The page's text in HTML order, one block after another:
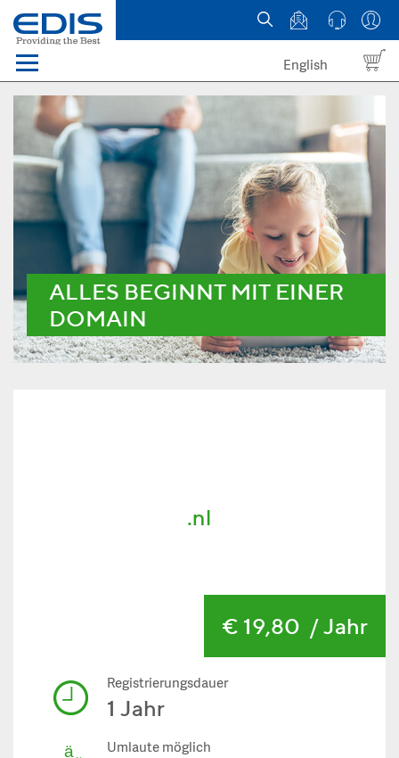
Menü
Domains
Webhosting Österreich
News
über EDIS
English
ALLES BEGINNT MIT EINER
DOMAIN
.nl
€ 19,80 / Jahr
Registrierungsdauer
1 Jahr
Umlaute möglich